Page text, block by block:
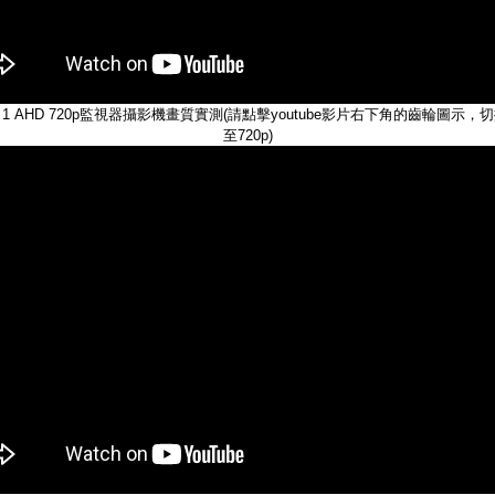
AHD 720p監視器攝影機畫質實測(請點擊youtube影片右下角的齒輪圖示，
至720p)